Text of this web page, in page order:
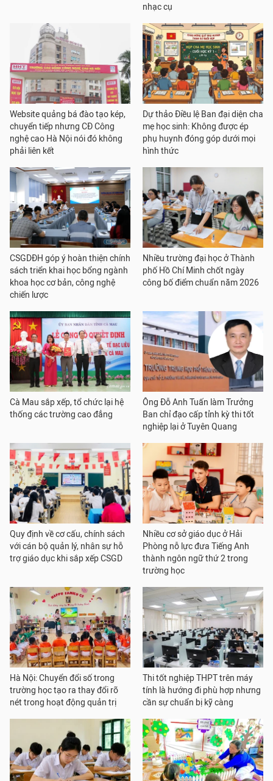
nhạc cụ
Website quảng bá đào tạo kép,
chuyển tiếp nhưng CĐ Công
nghệ cao Hà Nội nói đó không
phải liên kết
Dự thảo Điều lệ Ban đại diện cha
mẹ học sinh: Không được ép
phụ huynh đóng góp dưới mọi
hình thức
CSGDĐH góp ý hoàn thiện chính
sách triển khai học bổng ngành
khoa học cơ bản, công nghệ
chiến lược
Nhiều trường đại học ở Thành
phố Hồ Chí Minh chốt ngày
công bố điểm chuẩn năm 2026
Cà Mau sắp xếp, tổ chức lại hệ
thống các trường cao đẳng
Ông Đỗ Anh Tuấn làm Trưởng
Ban chỉ đạo cấp tỉnh kỳ thi tốt
nghiệp lại ở Tuyên Quang
Quy định về cơ cấu, chính sách
với cán bộ quản lý, nhân sự hỗ
trợ giáo dục khi sắp xếp CSGD
Nhiều cơ sở giáo dục ở Hải
Phòng nỗ lực đưa Tiếng Anh
thành ngôn ngữ thứ 2 trong
trường học
Hà Nội: Chuyển đổi số trong
trường học tạo ra thay đổi rõ
nét trong hoạt động quản trị
Thi tốt nghiệp THPT trên máy
tính là hướng đi phù hợp nhưng
cần sự chuẩn bị kỹ càng